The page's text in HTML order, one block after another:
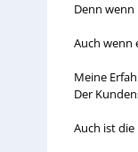
Denn
Auch wenn
Meine
Der
Auch ist